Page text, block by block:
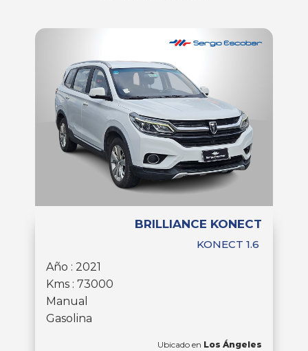
BRILLIANCE KONECT
KONECT 1.6
Año : 2021
Kms : 73000
Manual
Gasolina
Ubicado en Los Ángeles